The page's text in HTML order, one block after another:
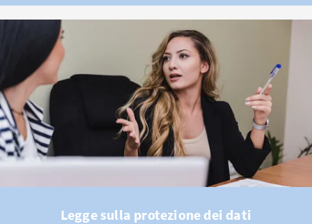
Legge sulla protezione dei dati